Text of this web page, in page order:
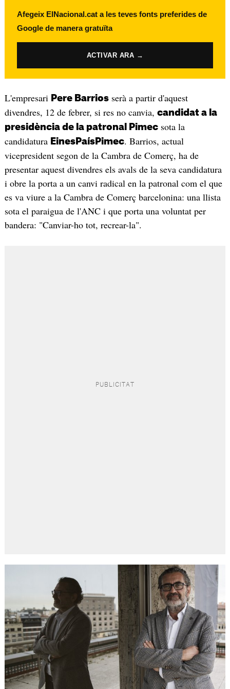
Afegeix ElNacional.cat a les teves fonts preferides de
Google de manera gratuïta
ACTIVAR ARA →
L'empresari Pere Barriosserà a partir d'aquest
divendres, 12 de febrer, si res no canvia, candidat a la
presidència de la patronal Pimecsota la
candidatura EinesPaísPimec. Barrios, actual
vicepresident segon de la Cambra de Comerç, ha de
presentar aquest divendres els avals de la seva candidatura
i obre la porta a un canvi radical en la patronal com el que
es va viure a la Cambra de Comerç barcelonina: una llista
sota el paraigua de l'ANC i que porta una voluntat per
bandera: "Canviar-ho tot, recrear-la".